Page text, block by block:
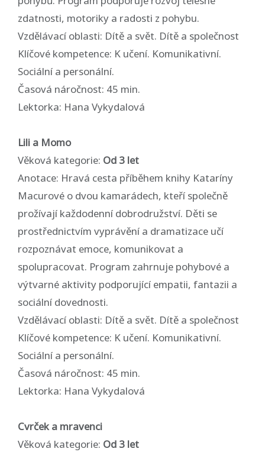
zdatnosti, motoriky a radosti z pohybu.
Vzdělávací oblasti: Dítě a svět. Dítě a společnost
Klíčové kompetence: K učení. Komunikativní.
Sociální a personální.
Časová náročnost: 45 min.
Lektorka: Hana Vykydalová
Lili a Momo
Věková kategorie: Od 3 let
Anotace: Hravá cesta příběhem knihy Kataríny
Macurové o dvou kamarádech, kteří společně
prožívají každodenní dobrodružství. Děti se
prostřednictvím vyprávění a dramatizace učí
rozpoznávat emoce, komunikovat a
spolupracovat. Program zahrnuje pohybové a
výtvarné aktivity podporující empatii, fantazii a
sociální dovednosti.
Vzdělávací oblasti: Dítě a svět. Dítě a společnost
Klíčové kompetence: K učení. Komunikativní.
Sociální a personální.
Časová náročnost: 45 min.
Lektorka: Hana Vykydalová
Cvrček a mravenci
Věková kategorie: Od 3 let